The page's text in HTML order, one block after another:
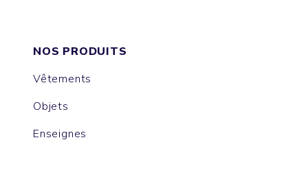
NOS PRODUITS
Vêtements
Objets
Enseignes